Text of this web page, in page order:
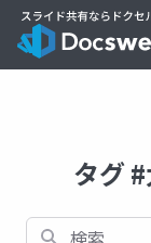
タグ
検索